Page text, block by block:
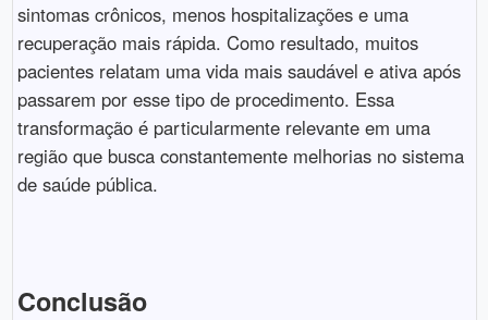
sintomas crônicos, menos hospitalizações e uma
recuperação mais rápida. Como resultado, muitos
pacientes relatam uma vida mais saudável e ativa após
passarem por esse tipo de procedimento. Essa
transformação é particularmente relevante em uma
região que busca constantemente melhorias no sistema
de saúde pública.
Conclusão